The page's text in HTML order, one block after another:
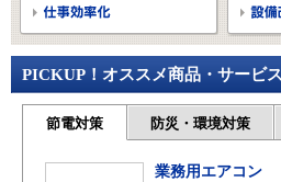
PICKUP！オススメ商品・サービス
節電対策 防災・環境対策
業務用エアコン